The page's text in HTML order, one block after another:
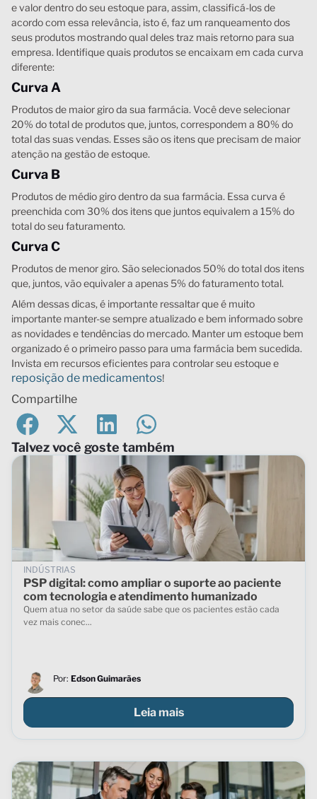
e valor dentro do seu estoque para, assim, classificá-los de
acordo com essa relevância, isto é, faz um ranqueamento dos
seus produtos mostrando qual deles traz mais retorno para sua
empresa. Identifique quais produtos se encaixam em cada curva
diferente:
Curva A
Produtos de maior giro da sua farmácia. Você deve selecionar
20% do total de produtos que, juntos, correspondem a 80% do
total das suas vendas. Esses são os itens que precisam de maior
atenção na gestão de estoque.
Curva B
Produtos de médio giro dentro da sua farmácia. Essa curva é
preenchida com 30% dos itens que juntos equivalem a 15% do
total do seu faturamento.
Curva C
Produtos de menor giro. São selecionados 50% do total dos itens
que, juntos, vão equivaler a apenas 5% do faturamento total.
Além dessas dicas, é importante ressaltar que é muito
importante manter-se sempre atualizado e bem informado sobre
as novidades e tendências do mercado. Manter um estoque bem
organizado é o primeiro passo para uma farmácia bem sucedida.
Invista em recursos eficientes para controlar seu estoque e
reposição de medicamentos!
Compartilhe
Talvez você goste também
INDÚSTRIAS
PSP digital: como ampliar o suporte ao paciente
com tecnologia e atendimento humanizado
Quem atua no setor da saúde sabe que os pacientes estão cada
vez mais conec...
Por: Edson Guimarães
Leia mais